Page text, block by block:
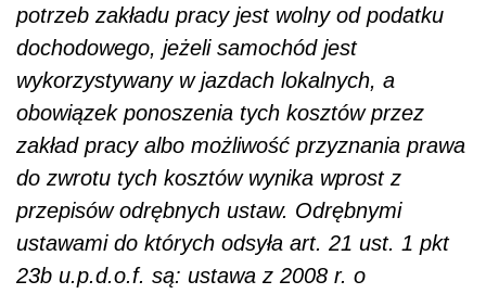
potrzeb zakładu pracy jest wolny od podatku
dochodowego, jeżeli samochód jest
wykorzystywany w jazdach lokalnych, a
obowiązek ponoszenia tych kosztów przez
zakład pracy albo możliwość przyznania prawa
do zwrotu tych kosztów wynika wprost z
przepisów odrębnych ustaw. Odrębnymi
ustawami do których odsyła art. 21 ust. 1 pkt
23b u.p.d.o.f. są: ustawa z 2008 r. o